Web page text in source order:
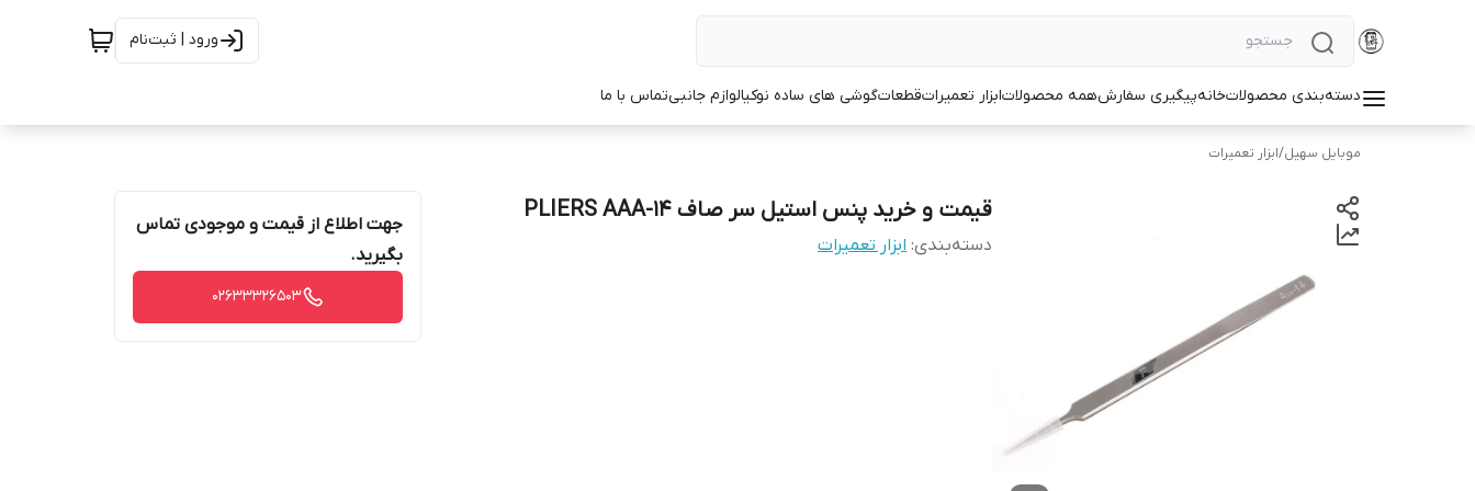
ورود | ثبت‌نام
دسته‌بندی محصولاتخانهپیگیری سفارشهمه محصولاتابزار تعمیراتقطعاتگوشی های ساده نوکیالوازم جانبیتماس با ما
موبایل سهیل/ابزار تعمیرات
قیمت و خرید پنس استیل سر صاف PLIERS AAA-14
دسته‌بندی: ابزار تعمیرات
جهت اطلاع از قیمت و موجودی تماس
بگیرید.
02633326503